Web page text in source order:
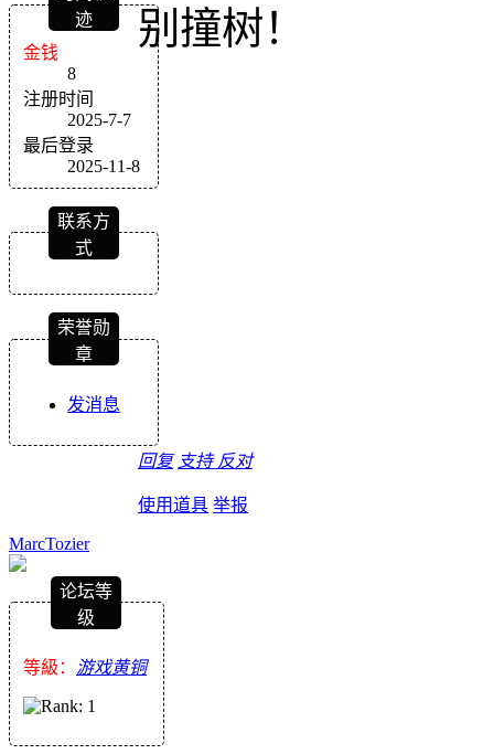
迹
金钱
8
注册时间
2025-7-7
最后登录
2025-11-8
联系方
式
荣誉勋
章
发消息
别撞树！
回复 支持 反对
使用道具 举报
MarcTozier
论坛等
级
等級： 游戏黄铜